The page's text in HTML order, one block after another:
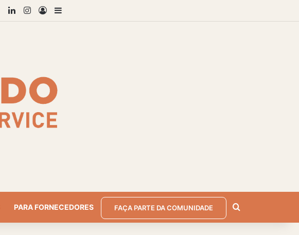
LinkedinInstagram
EntrarBarra Lateral
PARA FORNECEDORES FAÇA PARTE DA COMUNIDADE